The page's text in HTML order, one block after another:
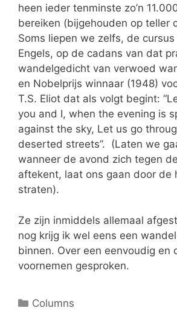
heen ieder tenminste zo’n
bereiken (bijgehouden op teller
Soms liepen we zelfs, de
Engels, op de cadans van dat
wandelgedicht van verwoed
en Nobelprijs winnaar (1948)
T.S. Eliot dat als volgt begint:
you and I, when the evening is
against the sky, Let us go
deserted streets”. (Laten we
wanneer de avond zich tegen
aftekent, laat ons gaan door de
straten).
Ze zijn inmiddels allemaal
nog krijg ik wel eens een
binnen. Over een eenvoudig en
voornemen gesproken.
Columns